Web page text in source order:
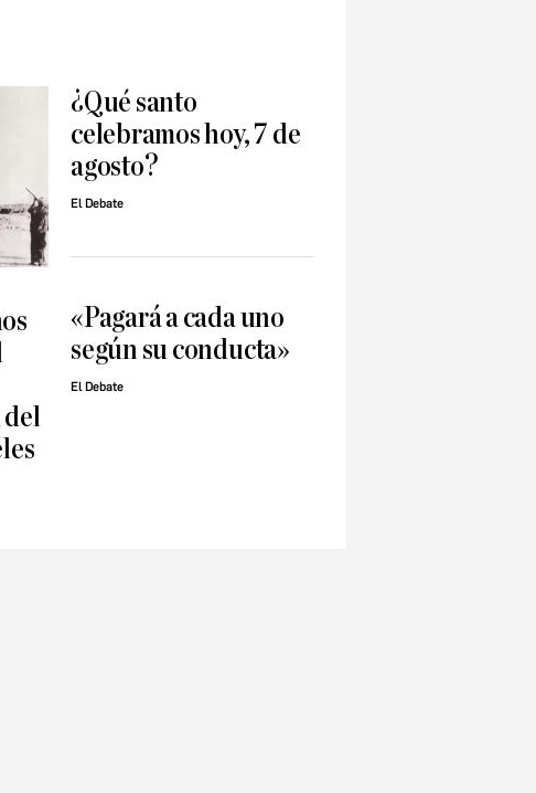
¿Qué santo
celebramos hoy, 7 de
agosto?
El Debate
«Pagará a cada uno
según su conducta»
El Debate